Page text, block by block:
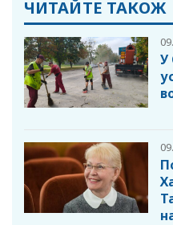
ЧИТАЙТЕ ТАКОЖ
У